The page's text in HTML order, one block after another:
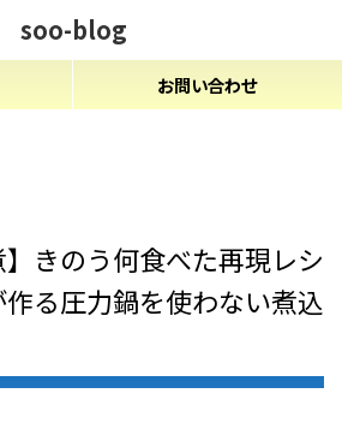
soo-blog
お問い合わせ
】きのう何食べた再現レシ
る圧力鍋を使わない煮込